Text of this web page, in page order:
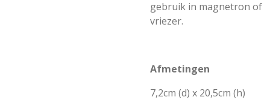
gebruik in magnetron of
vriezer.
Afmetingen
7,2cm (d) x 20,5cm (h)